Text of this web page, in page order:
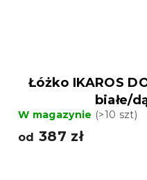
Łóżko IKAROS
białe/
W magazynie (>10 szt)
od 387 zł